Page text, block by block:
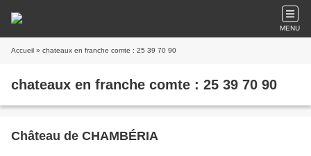
MENU
Accueil » chateaux en franche comte : 25 39 70 90
chateaux en franche comte : 25 39 70 90
Château de CHAMBÉRIA